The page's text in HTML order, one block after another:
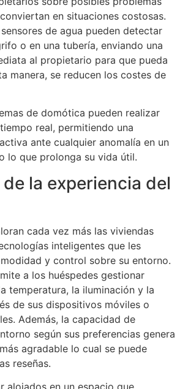
en situaciones costosas.
de agua pueden detectar
o en una tubería, enviando una
al propietario para que pueda
manera, se reducen los costes de
de domótica pueden realizar
real, permitiendo una
ante cualquier anomalía en un
lo que prolonga su vida útil.
la experiencia del
cada vez más las viviendas
inteligentes que les
y control sobre su entorno.
a los huéspedes gestionar
temperatura, la iluminación y la
de sus dispositivos móviles o
Además, la capacidad de
según sus preferencias genera
agradable lo cual se puede
reseñas.